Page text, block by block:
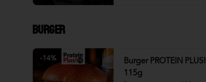
Burger
-14%
Burger PROTEIN PLUS!
115g